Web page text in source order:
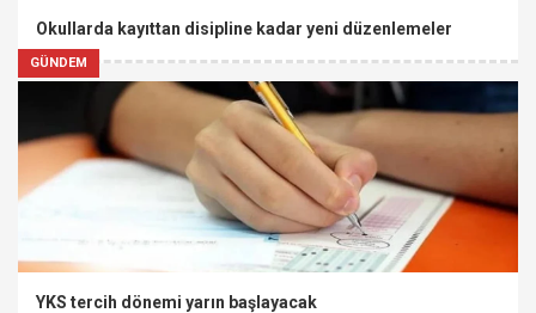
GÜNDEM
Okullarda kayıttan disipline kadar yeni düzenlemeler
YKS tercih dönemi yarın başlayacak